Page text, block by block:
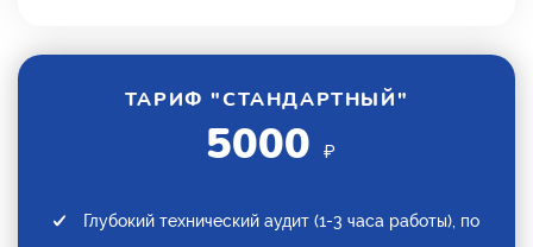
ТАРИФ "СТАНДАРТНЫЙ"
5000 ₽
Глубокий технический аудит (1-3 часа работы), по